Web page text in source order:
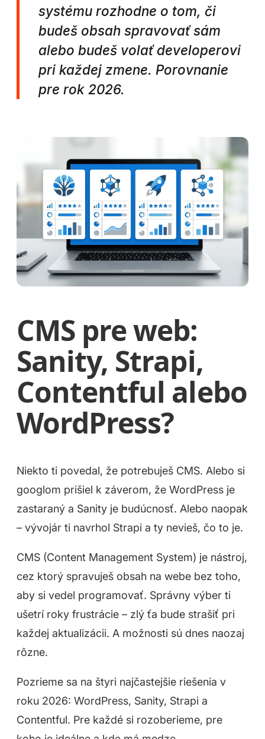
systému rozhodne o tom, či
budeš obsah spravovať sám
alebo budeš volať developerovi
pri každej zmene. Porovnanie
pre rok 2026.
CMS pre web:
Sanity, Strapi,
Contentful alebo
WordPress?
Niekto ti povedal, že potrebuješ CMS. Alebo si
googlom prišiel k záverom, že WordPress je
zastaraný a Sanity je budúcnosť. Alebo naopak
– vývojár ti navrhol Strapi a ty nevieš, čo to je.
CMS (Content Management System) je nástroj,
cez ktorý spravuješ obsah na webe bez toho,
aby si vedel programovať. Správny výber ti
ušetrí roky frustrácie – zlý ťa bude strašiť pri
každej aktualizácii. A možnosti sú dnes naozaj
rôzne.
Pozrieme sa na štyri najčastejšie riešenia v
roku 2026: WordPress, Sanity, Strapi a
Contentful. Pre každé si rozoberieme, pre